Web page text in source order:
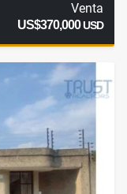
Venta
US$370,000USD